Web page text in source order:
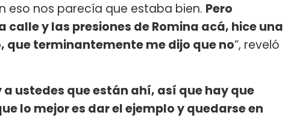
nos parecía que estaba bien. Pero
y las presiones de Romina acá, hice una
que terminantemente me dijo que no”, reveló
ustedes que están ahí, así que hay que
lo mejor es dar el ejemplo y quedarse en